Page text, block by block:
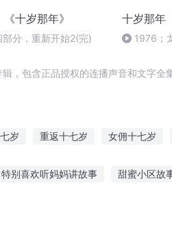
《十岁那年》
部分，重新开始2(完)
十岁那年
1976；
，包含正品授权的连播声音和文字全
岁 重返十七岁 女佣十七岁
特别喜欢听妈妈讲故事 甜蜜小区故